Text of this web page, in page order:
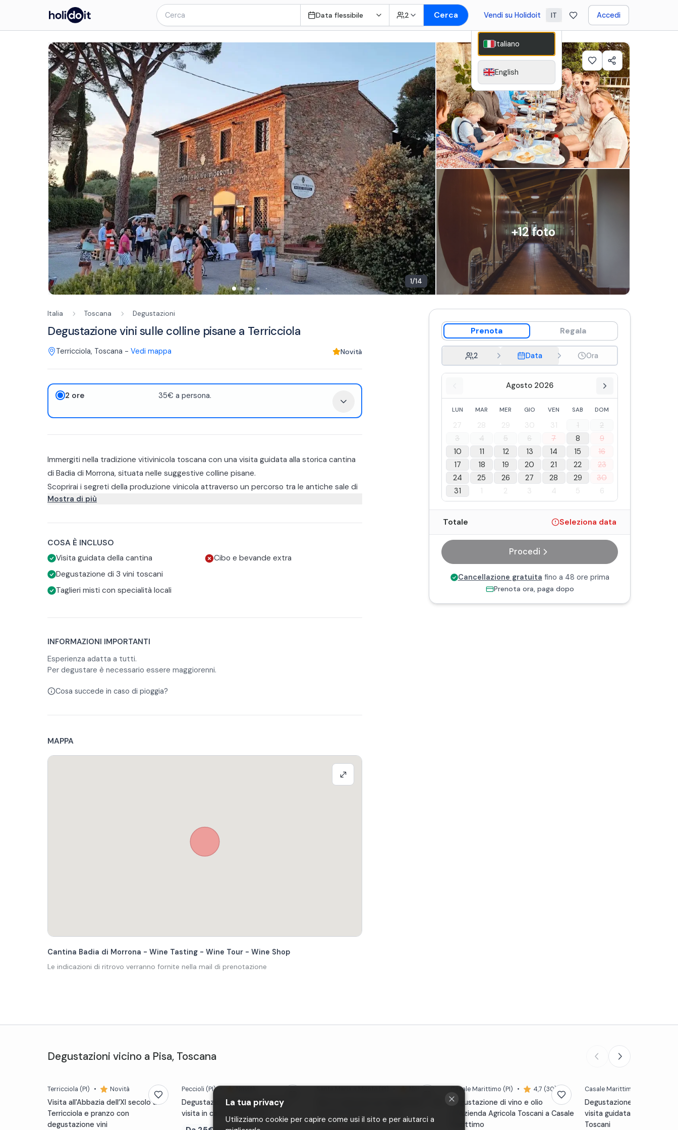
Data flessibile 2 Cerca Vendi su Holidoit IT Accedi
1/14
+12foto
Italia Toscana Degustazioni
Degustazione vini sulle colline pisane a Terricciola
Terricciola, Toscana - Vedi mappa Novità
2 ore 35€ a persona.
Immergiti nella tradizione vitivinicola toscana con una visita guidata alla storica cantina
di Badia di Morrona, situata nelle suggestive colline pisane.
Scoprirai i segreti della produzione vinicola attraverso un percorso tra le antiche sale di
fermentazione e invecchiamento.
Mostra di più
COSA È INCLUSO
Visita guidata della cantina
Degustazione di 3 vini toscani
Taglieri misti con specialità locali
Cibo e bevande extra
INFORMAZIONI IMPORTANTI
Esperienza adatta a tutti.
Per degustare è necessario essere maggiorenni.
Cosa succede in caso di pioggia?
MAPPA
Cantina Badia di Morrona - Wine Tasting - Wine Tour - Wine Shop
Le indicazioni di ritrovo verranno fornite nella mail di prenotazione
Prenota Regala
2 Data Ora
Agosto 2026
LUN MAR MER GIO VEN SAB DOM
27 28 29 30 31 1
2
3
4 5 6 7 8
9
10
11 12 13 14 15
16
17
18 19 20 21 22
23
24
25 26 27 28 29
30
31
1 2 3 4 5 6
Totale Seleziona data
Procedi
Cancellazione gratuita fino a 48 ore prima
Prenota ora, paga dopo
Degustazioni vicino a Pisa, Toscana
Terricciola (PI) • Novità
Visita all'Abbazia dell’XI secolo a
Terricciola e pranzo con
degustazione vini
Peccioli (PI)
Degustazione di vini toscani con
visita in cantina fuori Pisa
Casale Marittimo (PI) • 4,7 (30)
Degustazione di vino e olio
all'Azienda Agricola Toscani a Casale
Marittimo
Casale Marittimo
Degustazione di vino e
visita guidata dell'Azienda
Toscani
La tua privacy
Utilizziamo cookie per capire come usi il sito e per aiutarci a
Italiano
English